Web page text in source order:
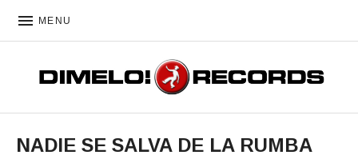
MENU
NADIE SE SALVA DE LA RUMBA